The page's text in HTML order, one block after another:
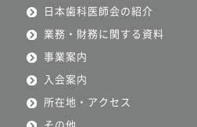
日本歯科医師会の紹介
業務・財務に関する資料
事業案内
入会案内
所在地・アクセス